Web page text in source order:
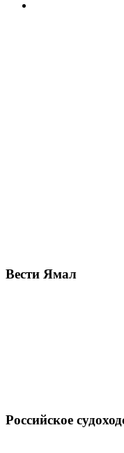
Вести Ямал
Российское